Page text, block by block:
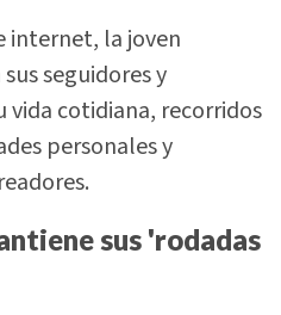
internet, la joven
seguidores y
vida cotidiana, recorridos
personales y
sus 'rodadas